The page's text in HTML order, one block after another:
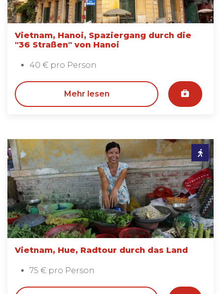
Vietnam, Hanoi, Spaziergang durch die
"36 Straßen" von Hanoi
40 € pro Person
Mehr lesen
Vietnam, Hue, Radtour durch das Land
75 € pro Person